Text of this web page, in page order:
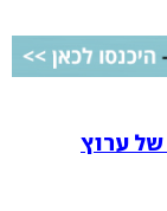
של ערוץ